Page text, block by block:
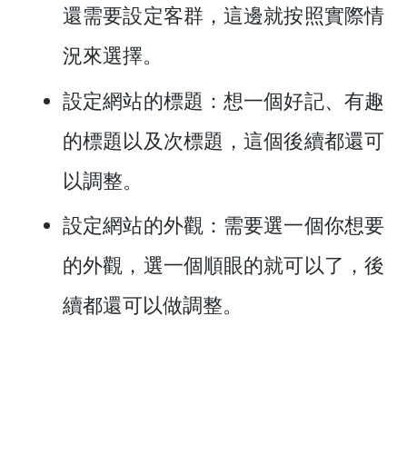
還需要設定客群，這邊就按照實際情
況來選擇。
設定網站的標題 ：想一個好記、有趣
的標題以及次標題，這個後續都還可
以調整。
設定網站的外觀：需要選一個你想要
的外觀，選一個順眼的就可以了，後
續都還可以做調整。